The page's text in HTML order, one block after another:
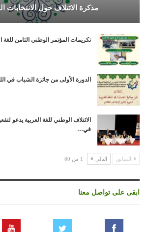
مذكرة الائتلاف حول الانتخابات
تكريمات المؤتمر الوطني الثامن للغة
الدورة الأولى من جائزة الشباب في
الائتلاف الوطني للغة العربية يدعو
في…
السابق التالي 1 من 80
ابقى على تواصل معنا